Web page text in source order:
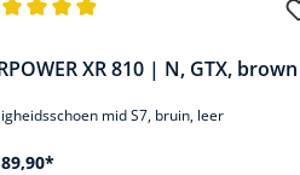
XR 810 | N, GTX, brown
mid S7, bruin, leer